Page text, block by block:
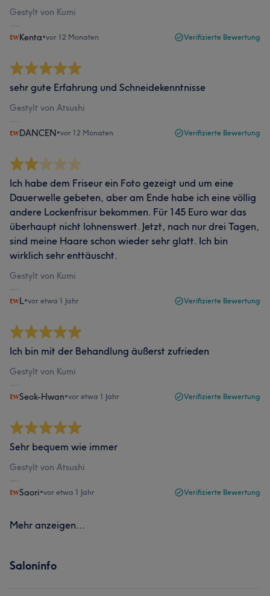
Gestylt von Kumi
Kenta•vor 12 Monaten Verifizierte Bewertung
sehr gute Erfahrung und Schneidekenntnisse
Gestylt von Atsushi
DANCEN•vor 12 Monaten Verifizierte Bewertung
Ich habe dem Friseur ein Foto gezeigt und um eine
Dauerwelle gebeten, aber am Ende habe ich eine völlig
andere Lockenfrisur bekommen. Für 145 Euro war das
überhaupt nicht lohnenswert. Jetzt, nach nur drei Tagen,
sind meine Haare schon wieder sehr glatt. Ich bin
wirklich sehr enttäuscht.
Gestylt von Kumi
L•vor etwa 1 Jahr Verifizierte Bewertung
Ich bin mit der Behandlung äußerst zufrieden
Gestylt von Kumi
Seok-Hwan•vor etwa 1 Jahr Verifizierte Bewertung
Sehr bequem wie immer
Gestylt von Atsushi
Saori•vor etwa 1 Jahr Verifizierte Bewertung
Mehr anzeigen...
Saloninfo